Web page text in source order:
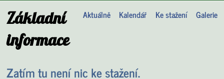
Aktuálně Kalendář Ke stažení Galerie
Základní
informace
Zatím tu není nic ke stažení.